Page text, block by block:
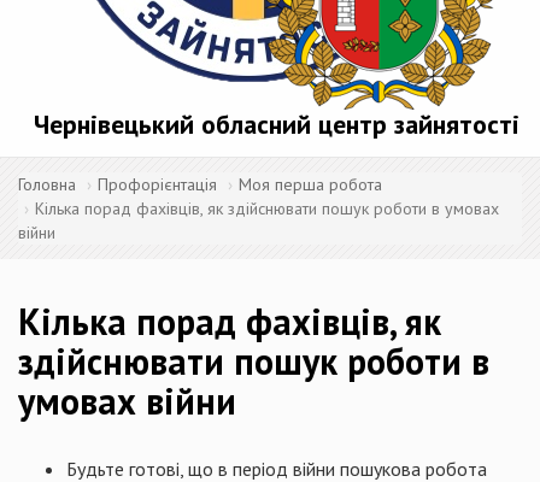
Чернівецький обласний центр зайнятості
Головна Профорієнтація
Моя перша робота
Кілька порад фахівців, як здійснювати пошук роботи в умовах
війни
Кілька порад фахівців, як
здійснювати пошук роботи в
умовах війни
Будьте готові, що в період війни пошукова робота